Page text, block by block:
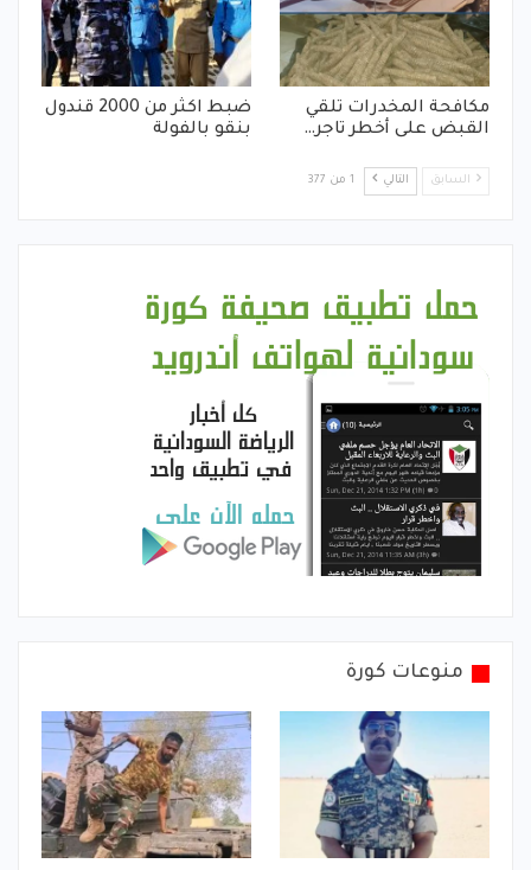
مكافحة المخدرات تلقي
القبض على أخطر تاجر…
ضبط اكثر من 2000 قندول
بنقو بالفولة
السابق التالي 1 من 377
منوعات كورة